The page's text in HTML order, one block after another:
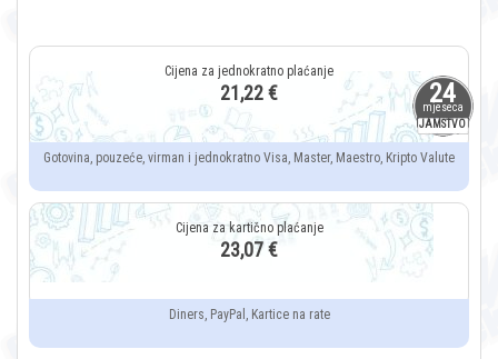
24
mjeseca
JAMSTVO
21,22 €
Gotovina, pouzeće, virman i jednokratno Visa, Master, Maestro, Kripto Valute
23,07 €
Diners, PayPal, Kartice na rate